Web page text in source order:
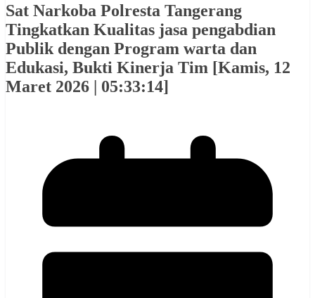
Sat Narkoba Polresta Tangerang
Tingkatkan Kualitas jasa pengabdian
Publik dengan Program warta dan
Edukasi, Bukti Kinerja Tim [Kamis, 12
Maret 2026 | 05:33:14]